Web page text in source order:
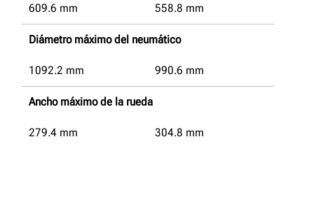
609.6 mm 558.8 mm
Diámetro máximo del neumático
1092.2 mm 990.6 mm
Ancho máximo de la rueda
279.4 mm 304.8 mm